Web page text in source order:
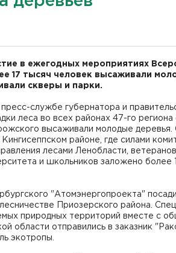
в ежегодных мероприятиях
17 тысяч человек высаживали
скверы и парки.
службе губернатора и
леса во всех районах 47-го региона
высаживали молодые деревья.
районе, где силами
лесами Ленобласти,
и школьников заложено более
"Атомэнергопроекта"
Приозерского района.
природных территорий вместе с
области отправились в заказник
экотропы.